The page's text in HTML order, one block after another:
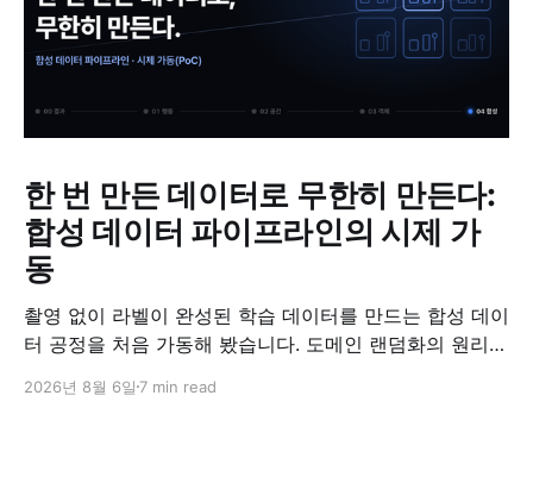
한 번 만든 데이터로 무한히 만든다:
합성 데이터 파이프라인의 시제 가
동
촬영 없이 라벨이 완성된 학습 데이터를 만드는 합성 데이
터 공정을 처음 가동해 봤습니다. 도메인 랜덤화의 원리와
리했습니다.
2026년 8월 6일 7 min read